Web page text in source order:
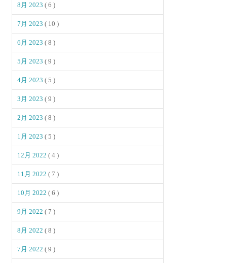
8月 2023( 6 )
7月 2023( 10 )
6月 2023( 8 )
5月 2023( 9 )
4月 2023( 5 )
3月 2023( 9 )
2月 2023( 8 )
1月 2023( 5 )
12月 2022( 4 )
11月 2022( 7 )
10月 2022( 6 )
9月 2022( 7 )
8月 2022( 8 )
7月 2022( 9 )